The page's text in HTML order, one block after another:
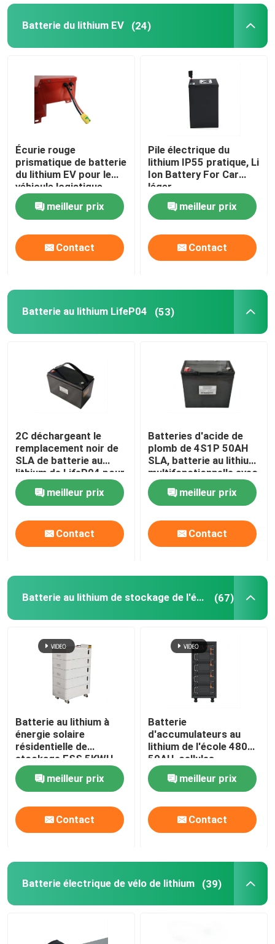
Batterie du lithium EV (24)
Écurie rouge
prismatique de batterie
du lithium EV pour le
véhicule logistique
électrique
meilleur prix
Contact
Pile électrique du
lithium IP55 pratique, Li
Ion Battery For Car
léger
meilleur prix
Contact
Batterie au lithium LifeP04 (53)
2C déchargeant le
remplacement noir de
SLA de batterie au
lithium de LifeP04 pour
le support de fourgon
de campeurmeilleur prix
Contact
Batteries d'acide de
plomb de 4S1P 50AH
SLA, batterie au lithium
multifonctionnelle avec
BMS
meilleur prix
Contact
Batterie au lithium de stockage de l'énergie (67)
Batterie au lithium à
énergie solaire
résidentielle de
stockage ESS 5KWH
10KWH 15kWH
meilleur prix
Contact
Batterie
d'accumulateurs au
lithium de l'école 480V
50AH, cellules
prismatiques d'ion de
Bluetooth Limeilleur prix
Contact
Batterie électrique de vélo de lithium (39)